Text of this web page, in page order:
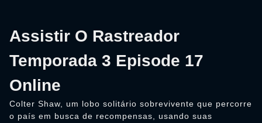
Assistir O Rastreador
Temporada 3 Episode 17
Online
Colter Shaw, um lobo solitário sobrevivente que percorre
o país em busca de recompensas, usando suas